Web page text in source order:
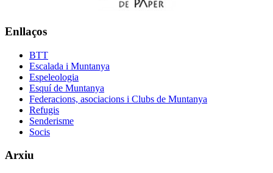
Enllaços
BTT
Escalada i Muntanya
Espeleologia
Esquí de Muntanya
Federacions, asociacions i Clubs de Muntanya
Refugis
Senderisme
Socis
Arxiu